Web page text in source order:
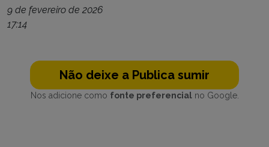
9 de fevereiro de 2026
17:14
Não deixe a Publica sumir
Nos adicione como fonte preferencialno Google.